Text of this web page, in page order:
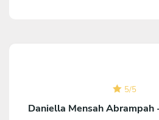
5/5
Daniella Mensah